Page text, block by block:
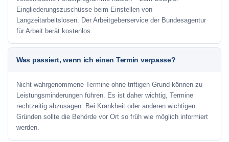
Eingliederungszuschüsse beim Einstellen von
Langzeitarbeitslosen. Der Arbeitgeberservice der Bundesagentur
für Arbeit berät kostenlos.
Was passiert, wenn ich einen Termin verpasse?
Nicht wahrgenommene Termine ohne triftigen Grund können zu
Leistungsminderungen führen. Es ist daher wichtig, Termine
rechtzeitig abzusagen. Bei Krankheit oder anderen wichtigen
Gründen sollte die Behörde vor Ort so früh wie möglich informiert
werden.